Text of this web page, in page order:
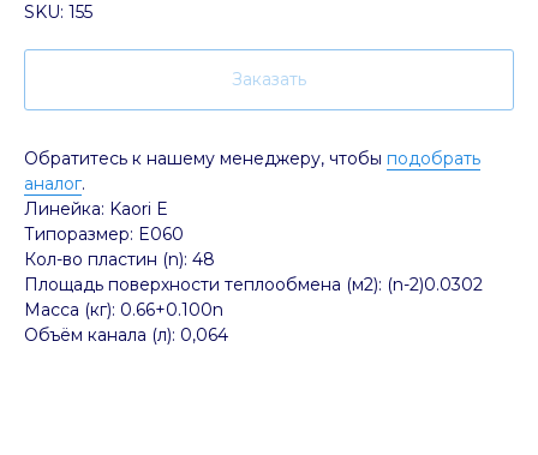
SKU: 155
Заказать
Обратитесь к нашему менеджеру, чтобы подобрать
аналог.
Линейка: Kaori E
Типоразмер: E060
Кол-во пластин (n): 48
Площадь поверхности теплообмена (м2): (n-2)0.0302
Масса (кг): 0.66+0.100n
Объём канала (л): 0,064